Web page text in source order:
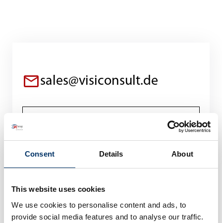
Consent Details About
This website uses cookies
We use cookies to personalise content and ads, to
provide social media features and to analyse our traffic.
sales@visiconsult.de